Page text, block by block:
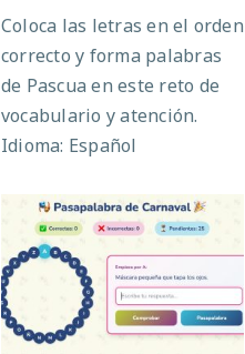
Coloca las letras en el orden
correcto y forma palabras
de Pascua en este reto de
vocabulario y atención.
Idioma: Español
Pasapalabra de
Carnaval